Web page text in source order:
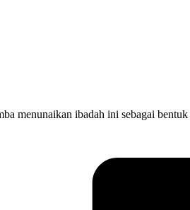
menunaikan ibadah ini sebagai